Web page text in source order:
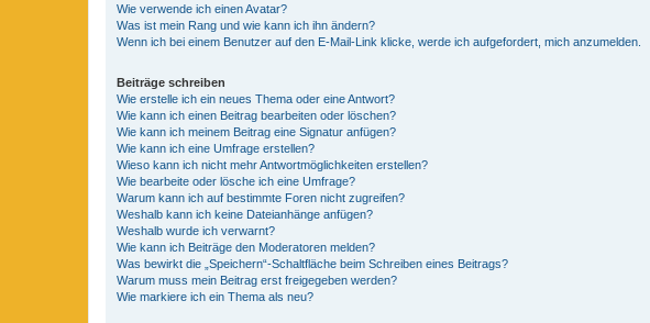
Wie verwende ich einen Avatar?
Was ist mein Rang und wie kann ich ihn ändern?
Wenn ich bei einem Benutzer auf den E-Mail-Link klicke, werde ich aufgefordert, mich anzumelden.
Beiträge schreiben
Wie erstelle ich ein neues Thema oder eine Antwort?
Wie kann ich einen Beitrag bearbeiten oder löschen?
Wie kann ich meinem Beitrag eine Signatur anfügen?
Wie kann ich eine Umfrage erstellen?
Wieso kann ich nicht mehr Antwortmöglichkeiten erstellen?
Wie bearbeite oder lösche ich eine Umfrage?
Warum kann ich auf bestimmte Foren nicht zugreifen?
Weshalb kann ich keine Dateianhänge anfügen?
Weshalb wurde ich verwarnt?
Wie kann ich Beiträge den Moderatoren melden?
Was bewirkt die „Speichern“-Schaltfläche beim Schreiben eines Beitrags?
Warum muss mein Beitrag erst freigegeben werden?
Wie markiere ich ein Thema als neu?